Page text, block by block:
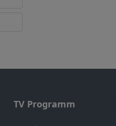
TV Programm